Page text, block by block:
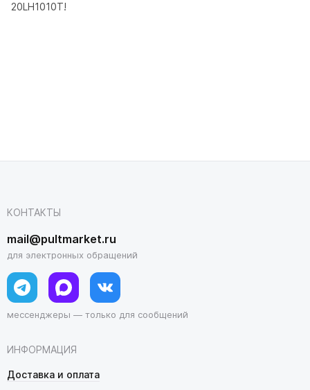
20LH1010T!
ИНФОРМАЦИЯ
Доставка и оплата
КОНТАКТЫ
mail@pultmarket.ru
для электронных обращений
мессенджеры — только для сообщений